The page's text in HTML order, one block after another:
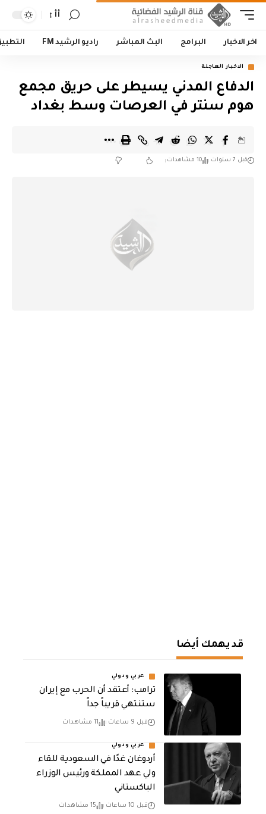
أأ
اخر الاخبار البرامج البث المباشر راديو الرشيد FM
الاخبار العاجلة
الدفاع المدني يسيطر على حريق مجمع
هوم سنتر في العرصات وسط بغداد
قبل 7 سنوات 10 مشاهدات
قد يهمك أيضا
عربي ودولي
‏ترامب: أعتقد أن الحرب مع إيران
ستنتهي قريباً جداً
قبل 9 ساعات 11 مشاهدات
عربي ودولي
أردوغان غدًا في السعودية للقاء
ولي عهد المملكة ورئيس الوزراء
الباكستاني
قبل 10 ساعات 15 مشاهدات